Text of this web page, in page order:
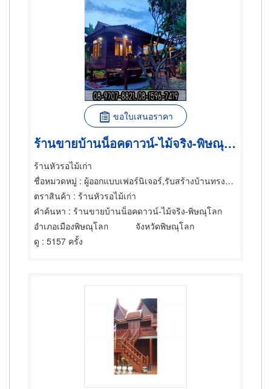
ขอใบเสนอราคา
ร้านขายบ้านน็อคดาวน์-ไม้จริง-พิษณุโลก
ร้านหัวรอไม้เก่า
ชื่อหมวดหมู่ : ผู้ออกแบบเฟอร์นิเจอร์,รับสร้างบ้านทรงไทย,ไม้และไม้แปรรูป
ตราสินค้า : ร้านหัวรอไม้เก่า
คำค้นหา : ร้านขายบ้านน็อคดาวน์-ไม้จริง-พิษณุโลก
อำเภอเมืองพิษณุโลก
จังหวัดพิษณุโลก
ดู : 5157 ครั้ง